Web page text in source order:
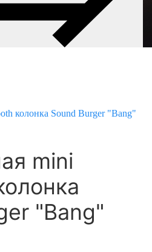
mini
"Bang"